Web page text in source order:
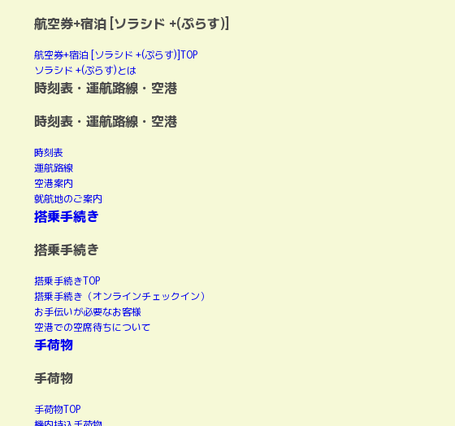
航空券+宿泊 [ソラシド +(ぷらす)]
航空券+宿泊 [ソラシド +(ぷらす)]TOP
ソラシド +(ぷらす)とは
時刻表・運航路線・空港
時刻表・運航路線・空港
時刻表
運航路線
空港案内
就航地のご案内
搭乗手続き
搭乗手続き
搭乗手続きTOP
搭乗手続き（オンラインチェックイン）
お手伝いが必要なお客様
空港での空席待ちについて
手荷物
手荷物
手荷物TOP